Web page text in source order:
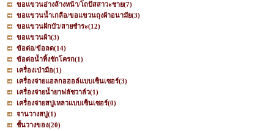
ขอแขวนอ่างล้างหน้า/โถปัสสาวะชาย(7)
ขอแขวนน้ำเกลือ/ขอแขวนถุงผ้าอนามัย(3)
ขอแขวนฝักบัว/สายชำระ(12)
ขอแขวนผ้า(3)
ข้อต่อ/ข้อลด(14)
ข้อต่อน้ำทิ้งชักโครก(1)
เครื่องเป่ามือ(1)
เครื่องจ่ายแอลกอฮอล์แบบเซ็นเซอร์(3)
เครื่องจ่ายน้ำยาฟลัชวาล์ว(1)
เครื่องจ่ายสบู่เหลวแบบเซ็นเซอร์(0)
จานวางสบู่(1)
ชั้นวางของ(20)